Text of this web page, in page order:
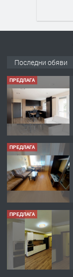
Последни обяви
ПРЕДЛАГА
ПРЕДЛАГА
ПРЕДЛАГА